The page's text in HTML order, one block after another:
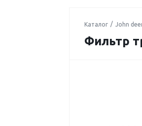
Каталог John
Фильтр